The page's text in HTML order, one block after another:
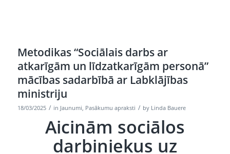
Metodikas “Sociālais darbs ar
atkarīgām un līdzatkarīgām personā”
mācības sadarbībā ar Labklājības
ministriju
18/03/2025 / in Jaunumi, Pasākumu apraksti / by Linda Bauere
Aicinām sociālos
darbiniekus uz